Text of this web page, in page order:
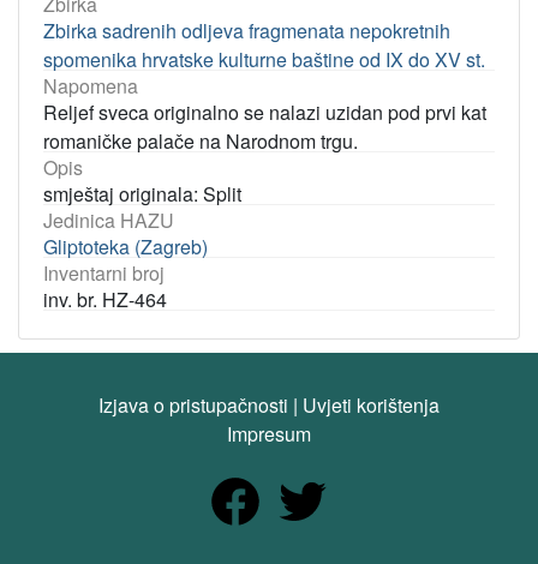
Zbirka sadrenih odljeva fragmenata nepokretnih
spomenika hrvatske kulturne baštine od IX do XV st.
Napomena
Reljef sveca originalno se nalazi uzidan pod prvi kat
romaničke palače na Narodnom trgu.
Opis
smještaj originala: Split
Jedinica HAZU
Gliptoteka (Zagreb)
Inventarni broj
inv. br. HZ-464
Izjava o pristupačnosti | Uvjeti korištenja
Impresum